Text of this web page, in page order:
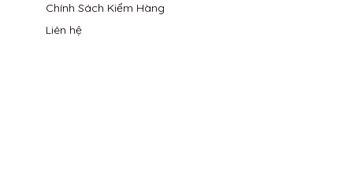
Chính Sách Kiểm Hàng
Liên hệ